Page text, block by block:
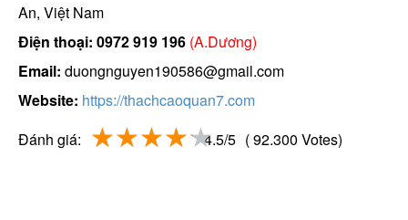
An, Việt Nam
Điện thoại: 0972 919 196 (A.Dương)
Email: duongnguyen190586@gmail.com
Website: https://thachcaoquan7.com
Đánh giá:
4.5/5 ( 92.300 Votes)